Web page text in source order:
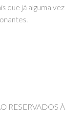
que já alguma vez
RESERVADOS À